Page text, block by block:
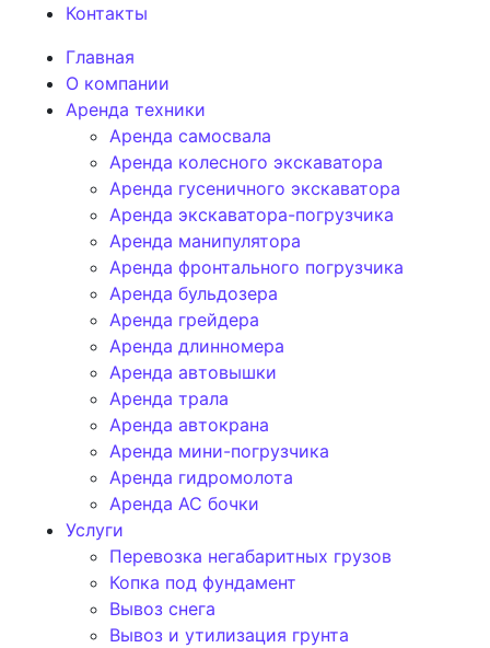
Контакты
Главная
О компании
Аренда техники
Аренда самосвала
Аренда колесного экскаватора
Аренда гусеничного экскаватора
Аренда экскаватора-погрузчика
Аренда манипулятора
Аренда фронтального погрузчика
Аренда бульдозера
Аренда грейдера
Аренда длинномера
Аренда автовышки
Аренда трала
Аренда автокрана
Аренда мини-погрузчика
Аренда гидромолота
Аренда АС бочки
Услуги
Перевозка негабаритных грузов
Копка под фундамент
Вывоз снега
Вывоз и утилизация грунта